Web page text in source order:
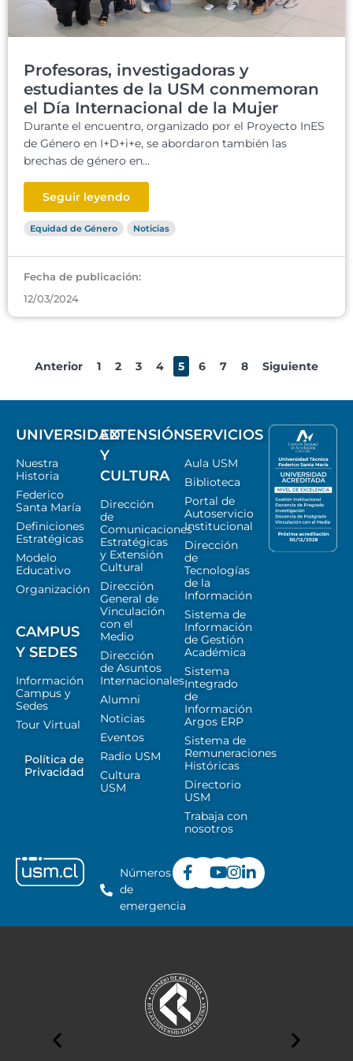
Profesoras, investigadoras y
estudiantes de la USM conmemoran
el Día Internacional de la Mujer
Durante el encuentro, organizado por el Proyecto InES
de Género en I+D+i+e, se abordaron también las
brechas de género en...
Seguir leyendo
Equidad de Género Noticias
Fecha de publicación:
12/03/2024
Anterior 1 2 3 4 5 6 7 8 Siguiente
UNIVERSIDAD
Nuestra
Historia
Federico
Santa María
Definiciones
Estratégicas
Modelo
Educativo
Organización
CAMPUS
Y SEDES
Información
Campus y
Sedes
Tour Virtual
Política de
Privacidad
EXTENSIÓN
Y
CULTURA
Dirección
de
Comunicaciones
Estratégicas
y Extensión
Cultural
Dirección
General de
Vinculación
con el
Medio
Dirección
de Asuntos
Internacionales
Alumni
Noticias
Eventos
Radio USM
Cultura
USM
SERVICIOS
Aula USM
Biblioteca
Portal de
Autoservicio
Institucional
Dirección
de
Tecnologías
de la
Información
Sistema de
Información
de Gestión
Académica
Sistema
Integrado
de
Información
Argos ERP
Sistema de
Remuneraciones
Históricas
Directorio
USM
Trabaja con
nosotros
Números
de
emergencia